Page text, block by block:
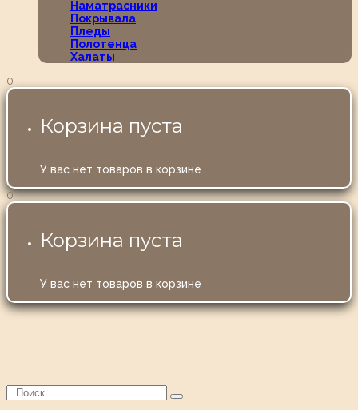
Наматрасники
Покрывала
Пледы
Полотенца
Халаты
0
Корзина пуста
У вас нет товаров в корзине
0
Корзина пуста
У вас нет товаров в корзине